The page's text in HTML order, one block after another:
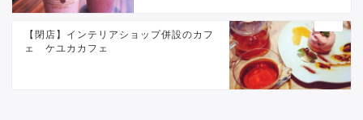
【閉店】インテリアショップ併設のカフ
ェ ケユカカフェ